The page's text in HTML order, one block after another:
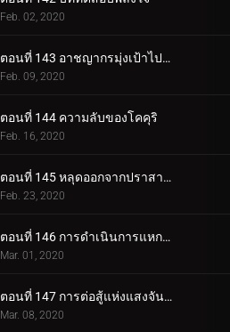
Feb. 02, 2020
ตอนที่ 143 อาชญากรมุ่งเป้าไปที่โคคุริ
Feb. 09, 2020
ตอนที่ 144 ความลับของโคคุริ
Feb. 16, 2020
ตอนที่ 145 หลุดออกจากปราสาทโฮซึกิ
Feb. 23, 2020
ตอนที่ 146 การดำเนินการแหกคุก
Mar. 01, 2020
ตอนที่ 147 การต่อสู้แห่งแสงจันทร์อันเป็นเวรกรรม
Mar. 08, 2020